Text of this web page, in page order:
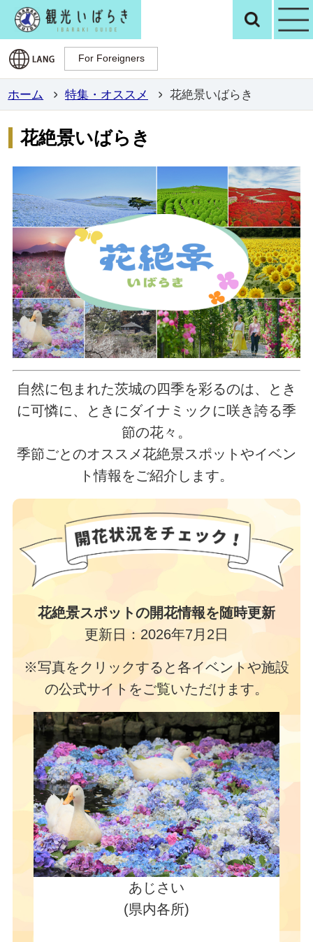
観光いばらき検
For Foreigners
For Foreigners
ホーム 特集・オススメ 花絶景いばらき
花絶景いばらき
自然に包まれた茨城の四季を彩るのは、とき
に可憐に、ときにダイナミックに咲き誇る季
節の花々。
季節ごとのオススメ花絶景スポットやイベン
ト情報をご紹介します。
花絶景スポットの開花情報を随時更新
更新日：2026年7月2日
※写真をクリックすると各イベントや施設
の公式サイトをご覧いただけます。
あじさい
(県内各所)